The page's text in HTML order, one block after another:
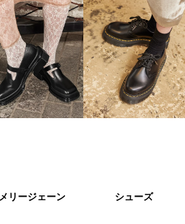
メリージェーン シューズ